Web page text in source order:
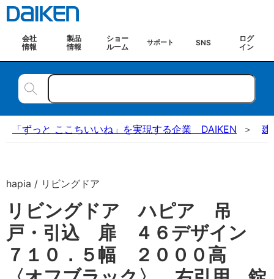
会社
情報
製品
情報
ショー
ルーム
サポート SNS
ログ
イン
「ずっと ここちいいね」を実現する企業 DAIKEN 建
hapia / リビングドア
リビングドア ハピア 吊
戸・引込 扉 ４６デザイン
７１０．５幅 ２０００高